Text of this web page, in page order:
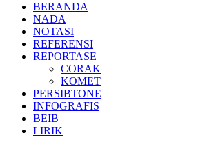
BERANDA
NADA
NOTASI
REFERENSI
REPORTASE
CORAK
KOMET
PERSIBTONE
INFOGRAFIS
BEIB
LIRIK